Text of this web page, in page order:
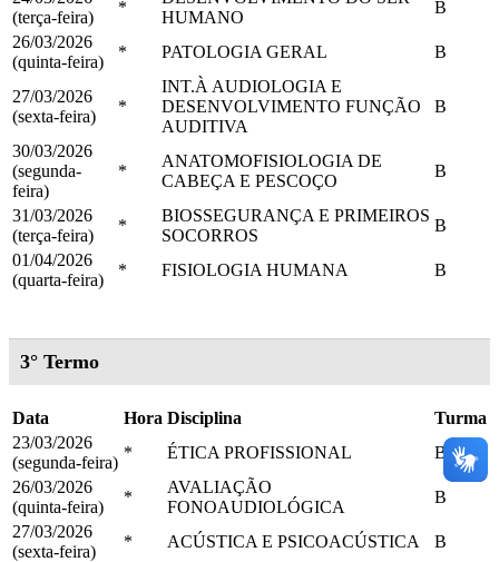
(terça-feira)
*
HUMANO
B
26/03/2026
(quinta-feira)
* PATOLOGIA GERAL B
27/03/2026
(sexta-feira)
*
INT.À AUDIOLOGIA E
DESENVOLVIMENTO FUNÇÃO
AUDITIVA
B
30/03/2026
(segunda-
feira)
*
ANATOMOFISIOLOGIA DE
CABEÇA E PESCOÇO
B
31/03/2026
(terça-feira)
*
BIOSSEGURANÇA E PRIMEIROS
SOCORROS
B
01/04/2026
(quarta-feira)
* FISIOLOGIA HUMANA B
3° Termo
Data Hora Disciplina
Turma
23/03/2026
(segunda-feira)
* ÉTICA PROFISSIONAL
B
26/03/2026
(quinta-feira)
*
AVALIAÇÃO
FONOAUDIOLÓGICA
B
27/03/2026
(sexta-feira)
* ACÚSTICA E PSICOACÚSTICA
B